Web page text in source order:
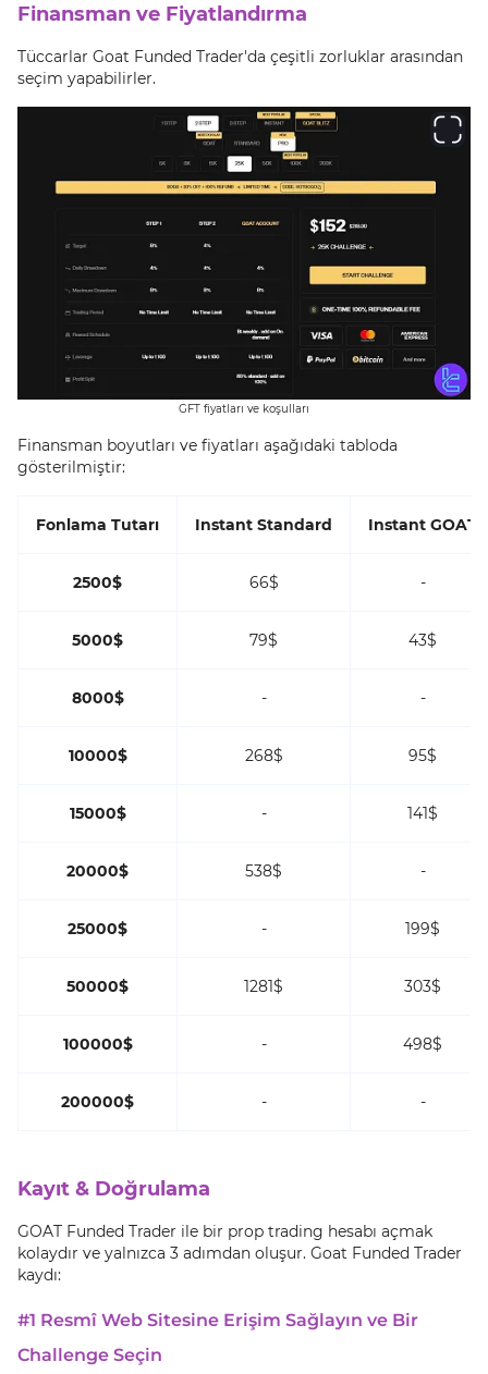
Finansman ve Fiyatlandırma
Tüccarlar Goat Funded Trader'da çeşitli zorluklar arasından
seçim yapabilirler.
GFT fiyatları ve koşulları
Finansman boyutları ve fiyatları aşağıdaki tabloda
gösterilmiştir:
Fonlama Tutarı Instant Standard Instant GOAT
2500$ 66$ -
5000$ 79$ 43$
8000$ - -
10000$ 268$ 95$
15000$ - 141$
20000$ 538$ -
25000$ - 199$
50000$ 1281$ 303$
100000$ - 498$
200000$ - -
Kayıt & Doğrulama
GOAT Funded Trader ile bir prop trading hesabı açmak
kolaydır ve yalnızca 3 adımdan oluşur. Goat Funded Trader
kaydı:
#1 Resmî Web Sitesine Erişim Sağlayın ve Bir
Challenge Seçin